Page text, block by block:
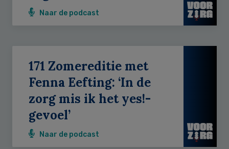
Naar de podcast
171 Zomereditie met
Fenna Eefting: ‘In de
zorg mis ik het yes!-
gevoel’
Naar de podcast